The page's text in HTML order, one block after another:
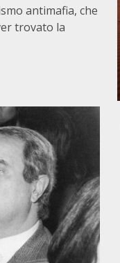
antimafia, che
trovato la